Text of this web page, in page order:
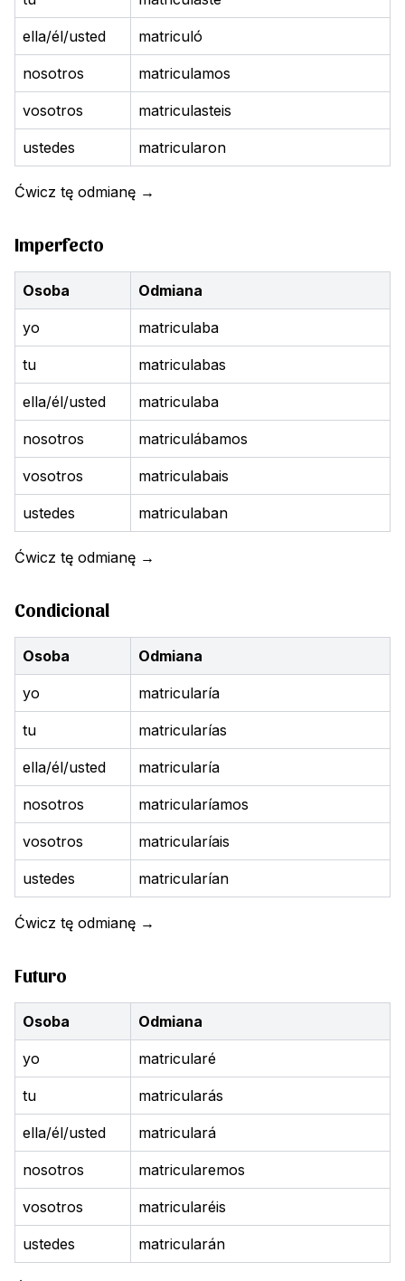
ella/él/usted matriculó
nosotros matriculamos
vosotros matriculasteis
ustedes matricularon
Ćwicz tę odmianę →
Imperfecto
Osoba Odmiana
yo matriculaba
tu matriculabas
ella/él/usted matriculaba
nosotros matriculábamos
vosotros matriculabais
ustedes matriculaban
Ćwicz tę odmianę →
Condicional
Osoba Odmiana
yo matricularía
tu matricularías
ella/él/usted matricularía
nosotros matricularíamos
vosotros matricularíais
ustedes matricularían
Ćwicz tę odmianę →
Futuro
Osoba Odmiana
yo matricularé
tu matricularás
ella/él/usted matriculará
nosotros matricularemos
vosotros matricularéis
ustedes matricularán